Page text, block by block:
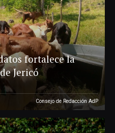
fortalece la
Jericó
Consejo de Redacción AdP